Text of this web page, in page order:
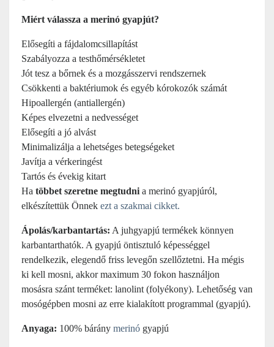
Miért válassza a merinó gyapjút?
Elősegíti a fájdalomcsillapítást
Szabályozza a testhőmérsékletet
Jót tesz a bőrnek és a mozgásszervi rendszernek
Csökkenti a baktériumok és egyéb kórokozók számát
Hipoallergén (antiallergén)
Képes elvezetni a nedvességet
Elősegíti a jó alvást
Minimalizálja a lehetséges betegségeket
Javítja a vérkeringést
Tartós és évekig kitart
Ha többet szeretne megtudni a merinó gyapjúról,
elkészítettük Önnek ezt a szakmai cikket.
Ápolás/karbantartás: A juhgyapjú termékek könnyen
karbantarthatók. A gyapjú öntisztuló képességgel
rendelkezik, elegendő friss levegőn szellőztetni. Ha mégis
ki kell mosni, akkor maximum 30 fokon használjon
mosásra szánt terméket: lanolint (folyékony). Lehetőség van
mosógépben mosni az erre kialakított programmal (gyapjú).
Anyaga: 100% bárány merinó gyapjú